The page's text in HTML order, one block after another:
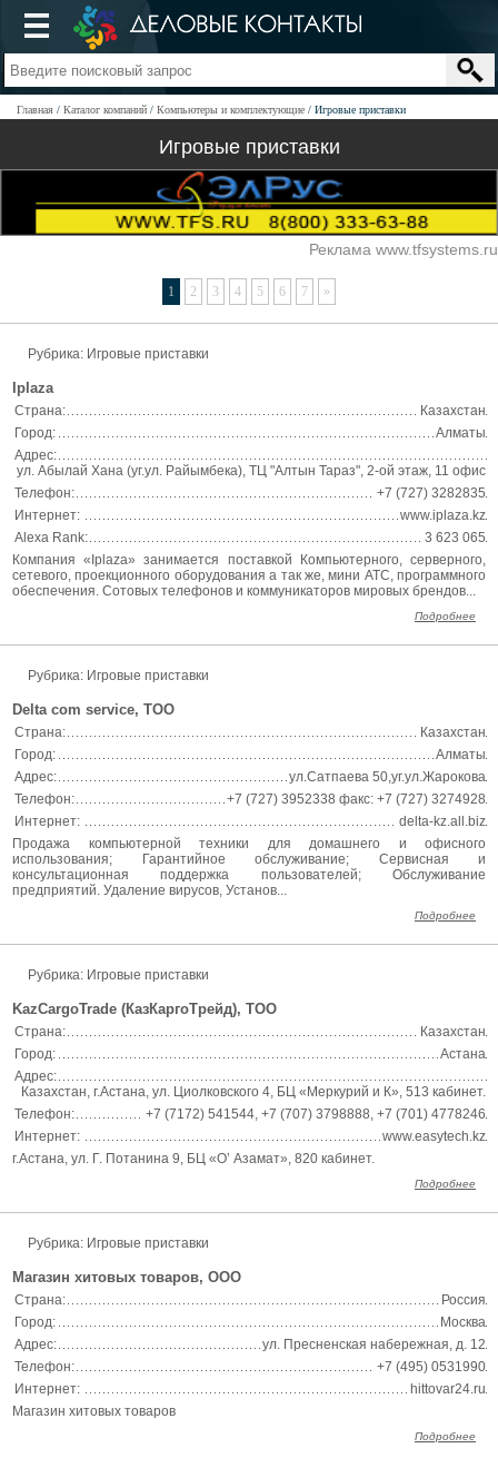
Главная Каталог компаний Компьютеры и комплектующие Игровые приставки
Игровые приставки
Реклама www.tfsystems.ru
1 2 3 4 5 6 7 »
Рубрика: Игровые приставки
Iplaza
Страна:
Казахстан
Город:
Алматы
Адрес:
ул. Абылай Хана (уг.ул. Райымбека), ТЦ "Алтын Тараз", 2-ой этаж, 11 офис
Телефон:
+7 (727) 3282835
Интернет:
www.iplaza.kz
Alexa Rank:
3 623 065
Компания «Iplaza» занимается поставкой Компьютерного, серверного,
сетевого, проекционного оборудования а так же, мини АТС, программного
обеспечения. Сотовых телефонов и коммуникаторов мировых брендов...
Подробнее
Рубрика: Игровые приставки
Delta com service, ТОО
Страна:
Казахстан
Город:
Алматы
Адрес:
ул.Сатпаева 50,уг.ул.Жарокова
Телефон:
+7 (727) 3952338 факс: +7 (727) 3274928
Интернет:
delta-kz.all.biz
Продажа компьютерной техники для домашнего и офисного
использования; Гарантийное обслуживание; Сервисная и
консультационная поддержка пользователей; Обслуживание
предприятий. Удаление вирусов, Установ...
Подробнее
Рубрика: Игровые приставки
KazCargoTrade (КазКаргоТрейд), ТОО
Страна:
Казахстан
Город:
Астана
Адрес:
Казахстан, г.Астана, ул. Циолковского 4, БЦ «Меркурий и К», 513 кабинет.
Телефон:
+7 (7172) 541544, +7 (707) 3798888, +7 (701) 4778246
Интернет:
www.easytech.kz
г.Астана, ул. Г. Потанина 9, БЦ «О’ Азамат», 820 кабинет.
Подробнее
Рубрика: Игровые приставки
Магазин хитовых товаров, ООО
Страна:
Россия
Город:
Москва
Адрес:
ул. Пресненская набережная, д. 12
Телефон:
+7 (495) 0531990
Интернет:
hittovar24.ru
Магазин хитовых товаров
Подробнее